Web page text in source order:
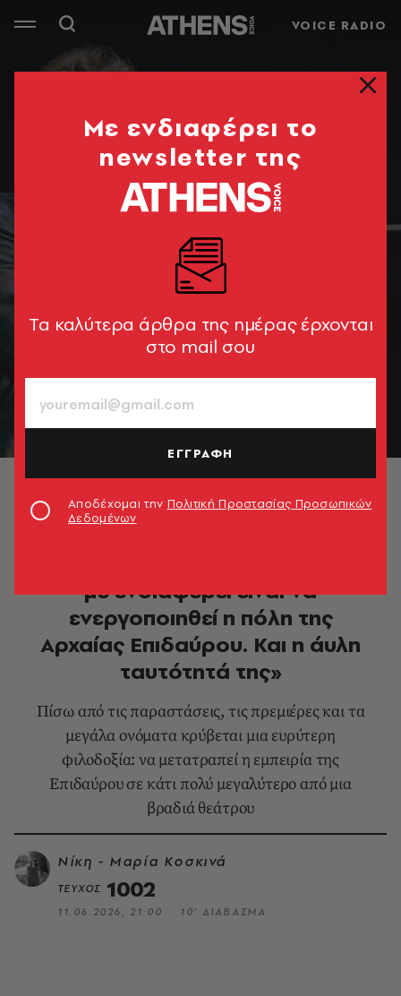
VOICE RADIO
© Τάσος Ανέστης
με ενδιαφέρει είναι να
ενεργοποιηθεί η πόλη της
Αρχαίας Επιδαύρου. Και η άυλη
ταυτότητά της»
Πίσω από τις παραστάσεις, τις πρεμιέρες και τα
μεγάλα ονόματα κρύβεται μια ευρύτερη
φιλοδοξία: να μετατραπεί η εμπειρία της
Επιδαύρου σε κάτι πολύ μεγαλύτερο από μια
βραδιά θεάτρου
Νίκη - Μαρία Κοσκινά
ΤΕΥΧΟΣ 1002
11.06.2026, 21:00 10’ ΔΙΑΒΑΣΜΑ
Mε ενδιαφέρει το
newsletter της
Tα καλύτερα άρθρα της ημέρας έρχονται
στο mail σου
ΕΓΓΡΑΦΗ
Αποδέχομαι την Πολιτική Προστασίας Προσωπικών
Δεδομένων